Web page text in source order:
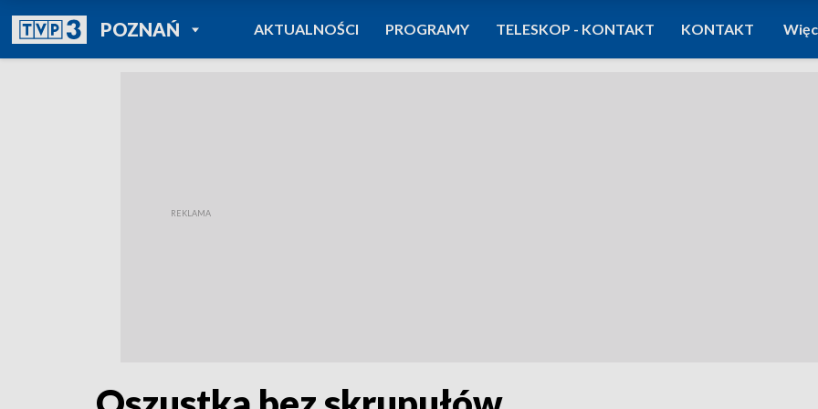
POZNAŃPOWRÓT DO
TVP REGIONY
AKTUALNOŚCI PROGRAMY TELESKOP - KONTAKT KONTAKT